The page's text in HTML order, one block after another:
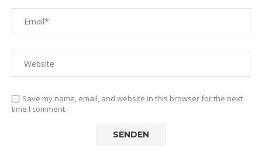
Save my name, email, and website in this browser for the next
time I comment.